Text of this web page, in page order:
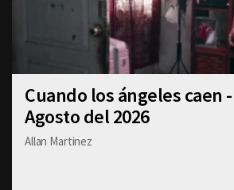
Cuando los ángeles caen
Agosto del 2026
Allan Martinez